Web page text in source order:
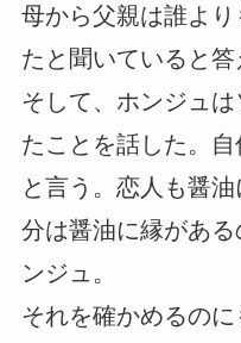
母から父親は誰よ
たと聞いていると答
そして、ホンジュ
たことを話した。
と言う。恋人も醤
分は醤油に縁があ
ンジュ。
それを確かめるの